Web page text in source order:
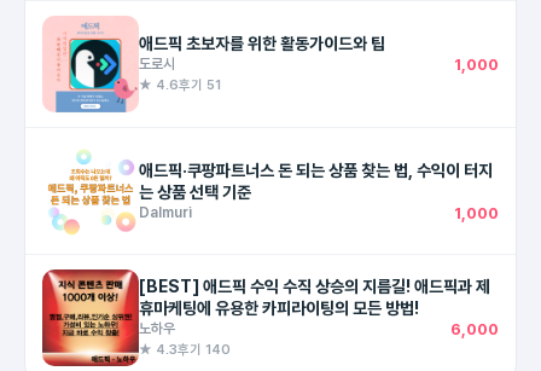
애드픽 초보자를 위한 활동가이드와 팁
도로시 1,000
★ 4.6후기 51
애드픽·쿠팡파트너스 돈 되는 상품 찾는 법, 수익이 터지
는 상품 선택 기준
Dalmuri 1,000
[BEST] 애드픽 수익 수직 상승의 지름길! 애드픽과 제
휴마케팅에 유용한 카피라이팅의 모든 방법!
노하우 6,000
★ 4.3후기 140